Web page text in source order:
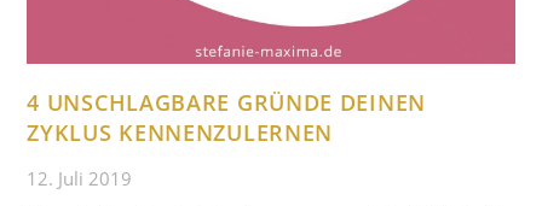
4 UNSCHLAGBARE GRÜNDE DEINEN
ZYKLUS KENNENZULERNEN
12. Juli 2019